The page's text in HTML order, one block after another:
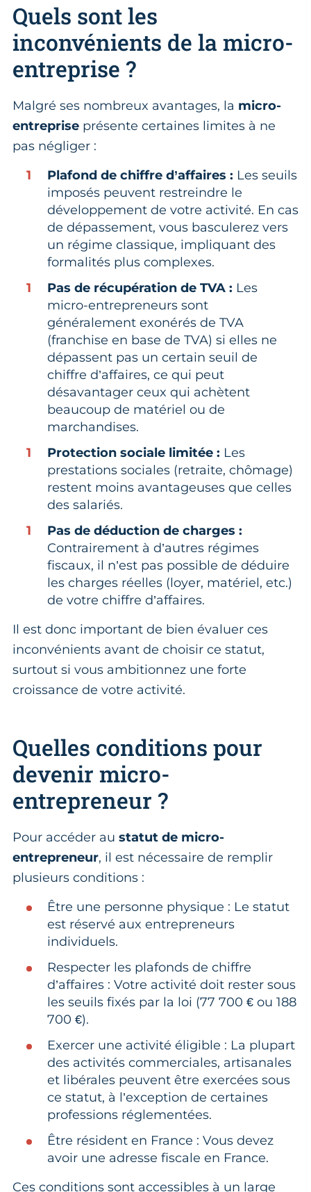
Quels sont les
inconvénients de la micro-
entreprise ?
Malgré ses nombreux avantages, la micro-
entreprise présente certaines limites à ne
pas négliger :
Plafond de chiffre d’affaires : Les seuils
imposés peuvent restreindre le
développement de votre activité. En cas
de dépassement, vous basculerez vers
un régime classique, impliquant des
formalités plus complexes.
Pas de récupération de TVA : Les
micro-entrepreneurs sont
généralement exonérés de TVA
(franchise en base de TVA) si elles ne
dépassent pas un certain seuil de
chiffre d’affaires, ce qui peut
désavantager ceux qui achètent
beaucoup de matériel ou de
marchandises.
Protection sociale limitée : Les
prestations sociales (retraite, chômage)
restent moins avantageuses que celles
des salariés.
Pas de déduction de charges :
Contrairement à d’autres régimes
fiscaux, il n’est pas possible de déduire
les charges réelles (loyer, matériel, etc.)
de votre chiffre d’affaires.
Il est donc important de bien évaluer ces
inconvénients avant de choisir ce statut,
surtout si vous ambitionnez une forte
croissance de votre activité.
Quelles conditions pour
devenir micro-
entrepreneur ?
Pour accéder au statut de micro-
entrepreneur, il est nécessaire de remplir
plusieurs conditions :
Être une personne physique : Le statut
est réservé aux entrepreneurs
individuels.
Respecter les plafonds de chiffre
d’affaires : Votre activité doit rester sous
les seuils fixés par la loi (77 700 € ou 188
700 €).
Exercer une activité éligible : La plupart
des activités commerciales, artisanales
et libérales peuvent être exercées sous
ce statut, à l’exception de certaines
professions réglementées.
Être résident en France : Vous devez
avoir une adresse fiscale en France.
Ces conditions sont accessibles à un large